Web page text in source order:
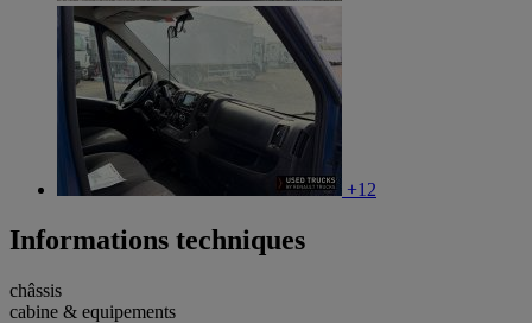
+12
Informations techniques
châssis
cabine & equipements